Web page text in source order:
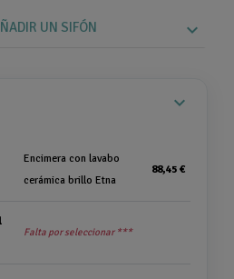
UN SIFÓN expand_more
expand_more
Encimera con lavabo
cerámica brillo Etna
88,45 €
Falta por seleccionar ***